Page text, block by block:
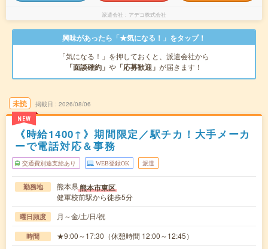
派遣会社 アデコ株式会社
興味があったら「★気になる！」をタップ！
「気になる！」を押しておくと、派遣会社から
「面談確約」 や 「応募歓迎」 が届きます！
未読
NEW
掲載日 2026/08/06
《時給1400↑》期間限定／駅チカ！大手メーカ
ーで電話対応＆事務
交通費別途支給あり WEB登録OK 派遣
勤務地 熊本県熊本市東区
健軍校前駅から徒歩5分
曜日頻度 月～金/土/日/祝
時間 ★9:00～17:30（休憩時間 12:00～12:45）